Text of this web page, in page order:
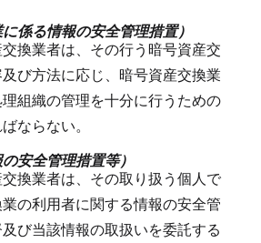
に係る情報の安全管理措置）
換業者は、その行う暗号資産交
び方法に応じ、暗号資産交換業
組織の管理を十分に行うための
ならない。
安全管理措置等）
換業者は、その取り扱う個人で
の利用者に関する情報の安全管
び当該情報の取扱いを委託する